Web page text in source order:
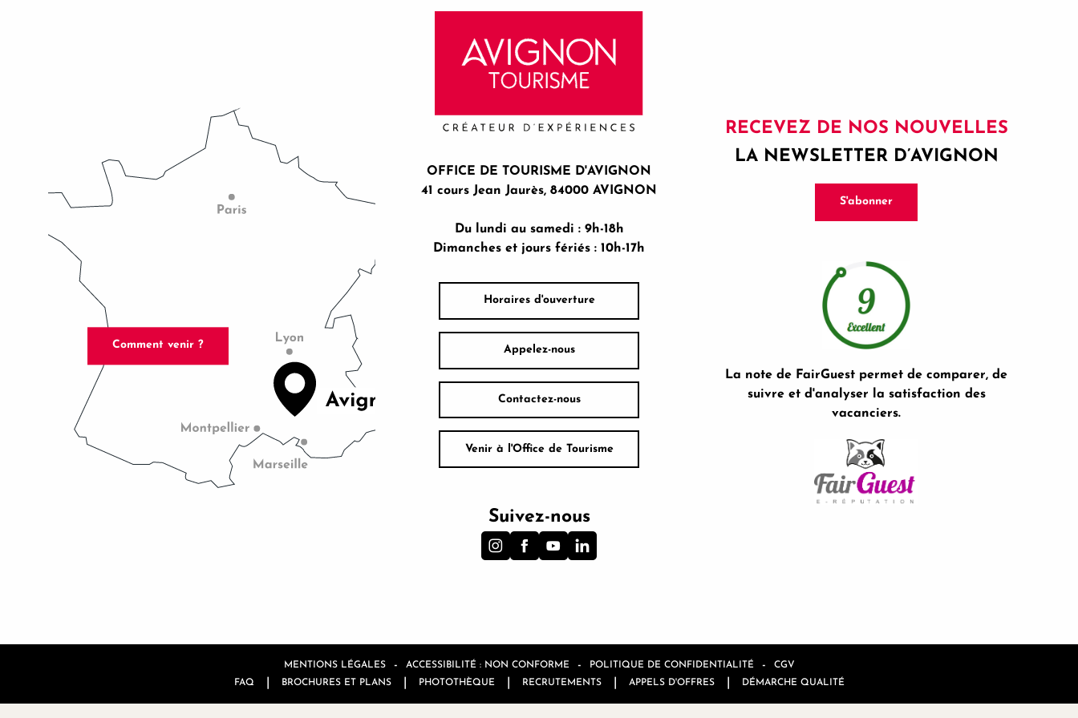
Comment venir ?
OFFICE DE TOURISME D'AVIGNON
41 cours Jean Jaurès, 84000 AVIGNON
Du lundi au samedi : 9h-18h
Dimanches et jours fériés : 10h-17h
Horaires d'ouverture
Appelez-nous
Contactez-nous
Venir à l'Office de Tourisme
Suivez-nous
RECEVEZ DE NOS NOUVELLES
LA NEWSLETTER D’AVIGNON
S'abonner
La note de FairGuest permet de comparer, de
suivre et d'analyser la satisfaction des
vacanciers.
MENTIONS LÉGALES - ACCESSIBILITÉ : NON CONFORME - POLITIQUE DE CONFIDENTIALITÉ -
CGV
FAQ
BROCHURES ET PLANS PHOTOTHÈQUE RECRUTEMENTS APPELS D'OFFRES DÉMARCHE QUALITÉ